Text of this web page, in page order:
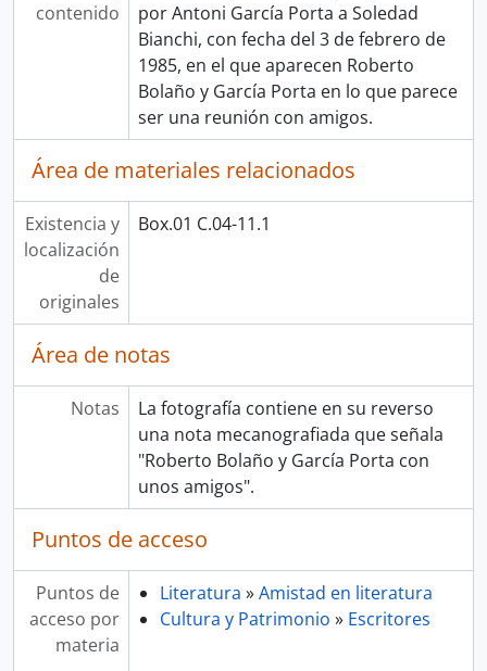
contenido
por Antoni García Porta a Soledad
Bianchi, con fecha del 3 de febrero de
1985, en el que aparecen Roberto
Bolaño y García Porta en lo que parece
ser una reunión con amigos.
Área de materiales relacionados
Existencia y
localización
de
originales
Box.01 C.04-11.1
Área de notas
Notas
La fotografía contiene en su reverso
una nota mecanografiada que señala
"Roberto Bolaño y García Porta con
unos amigos".
Puntos de acceso
Puntos de
acceso por
materia
Literatura »Amistad en literatura
Cultura y Patrimonio » Escritores